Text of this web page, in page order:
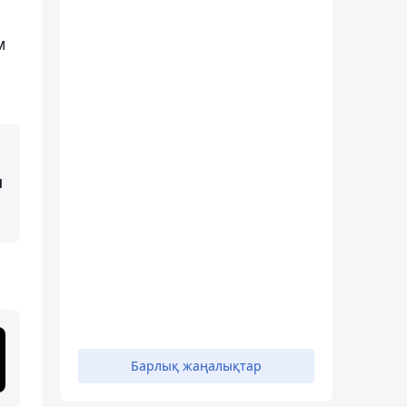
Барлық жаңалықтар